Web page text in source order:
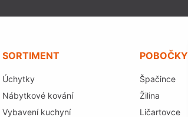
SORTIMENT
Úchytky
Nábytkové kování
Vybavení kuchyní
POBOČKY
Špačince
Žilina
Ličartovce